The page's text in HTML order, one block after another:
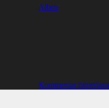
Alben
Kommentar